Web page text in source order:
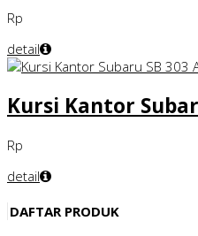
Rp
detail
Kursi Kantor
Rp
detail
DAFTAR PRODUK